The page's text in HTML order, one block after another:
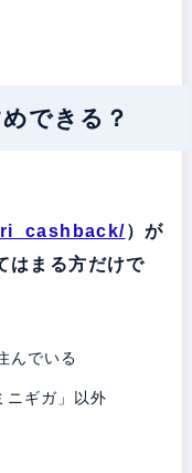
できる？
）が
はまる方だけで
んでいる
ニギガ」以外